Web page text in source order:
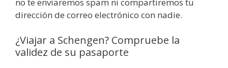
no te enviaremos spam ni compartiremos tu
dirección de correo electrónico con nadie.
¿Viajar a Schengen? Compruebe la
validez de su pasaporte